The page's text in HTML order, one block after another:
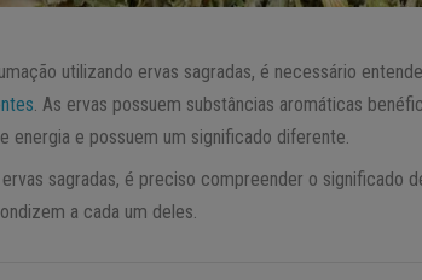
utilizando ervas sagradas, é necessário
. As ervas possuem substâncias aromáticas
energia e possuem um significado diferente.
sagradas, é preciso compreender o significado
a cada um deles.